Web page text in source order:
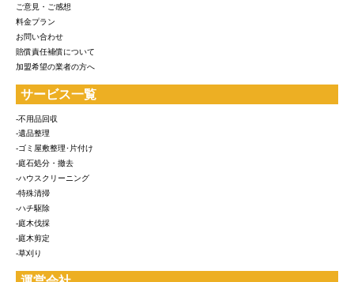
ご意見・ご感想
料金プラン
お問い合わせ
賠償責任補償について
加盟希望の業者の方へ
サービス一覧
-不用品回収
-遺品整理
-ゴミ屋敷整理･片付け
-庭石処分・撤去
-ハウスクリーニング
-特殊清掃
-ハチ駆除
-庭木伐採
-庭木剪定
-草刈り